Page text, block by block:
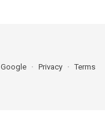
Google Privacy Terms